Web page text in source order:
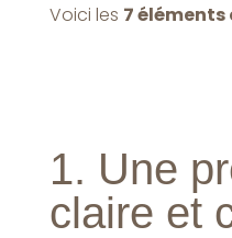
Voici les 7 éléments
1. Une
claire et